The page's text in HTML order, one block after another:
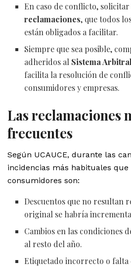
En caso de conflicto,
reclamaciones, que todos
están obligados a facilitar.
Siempre que sea posible,
adheridos al Sistema
facilita la resolución de
consumidores y empresas.
Las reclamaciones
frecuentes
Según UCAUCE, durante las
incidencias más habituales que
consumidores son:
Descuentos que no resultan
original se habría
Cambios en las condiciones
al resto del año.
Etiquetado incorrecto o